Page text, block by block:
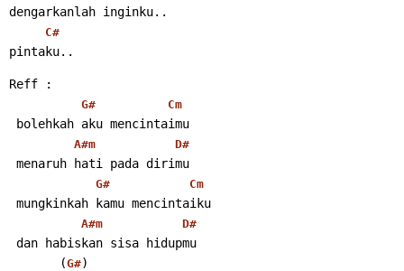
dengarkanlah inginku..
C#
pintaku..
Reff :
G# Cm
bolehkah aku mencintaimu
A#m D#
menaruh hati pada dirimu
G# Cm
mungkinkah kamu mencintaiku
A#m D#
dan habiskan sisa hidupmu
       (
G#)